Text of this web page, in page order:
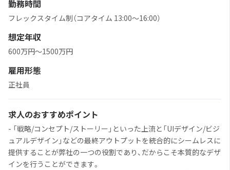
勤務時間
フレックスタイム制（コアタイム 13:00～16:00）
想定年収
600万円〜1500万円
雇用形態
正社員
求人のおすすめポイント
- 「戦略/コンセプト/ストーリー」といった上流と「UIデザイン/ビジ
ュアルデザイン」などの最終アウトプットを統合的にシームレスに
提供することが弊社の一つの役割であり、だからこそ本質的なデザ
インを行うことができます。